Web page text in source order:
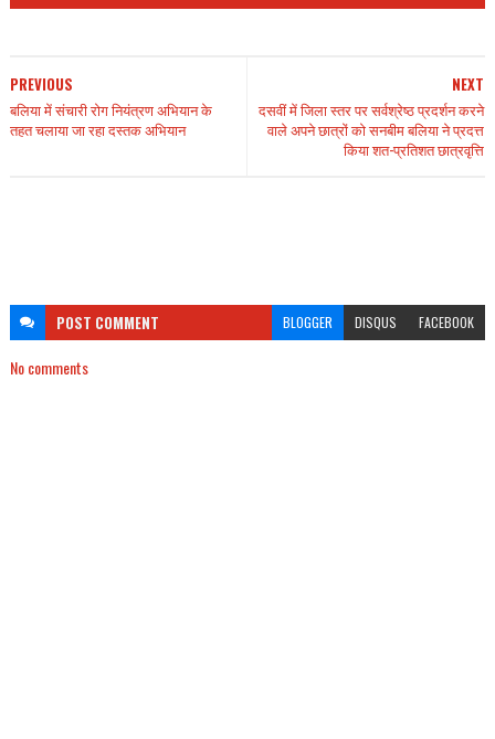
NEXT
दसवीं में जिला स्तर पर सर्वश्रेष्ठ प्रदर्शन करने
वाले अपने छात्रों को सनबीम बलिया ने प्रदत्त
किया शत-प्रतिशत छात्रवृत्ति
PREVIOUS
बलिया में संचारी रोग नियंत्रण अभियान के
तहत चलाया जा रहा दस्तक अभियान
POST COMMENT BLOGGER DISQUS FACEBOOK
No comments